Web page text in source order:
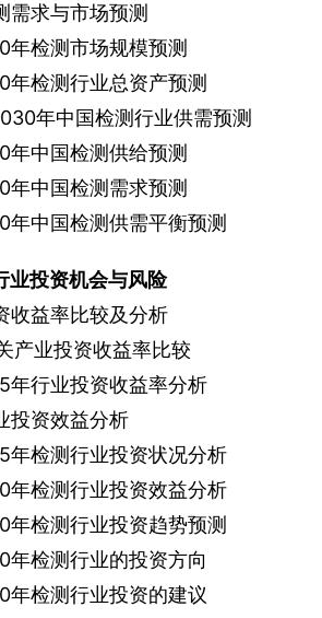
需求与市场预测
年检测市场规模预测
年检测行业总资产预测
年中国检测行业供需预测
年中国检测供给预测
年中国检测需求预测
年中国检测供需平衡预测
业投资机会与风险
收益率比较及分析
产业投资收益率比较
年行业投资收益率分析
投资效益分析
年检测行业投资状况分析
年检测行业投资效益分析
年检测行业投资趋势预测
年检测行业的投资方向
年检测行业投资的建议